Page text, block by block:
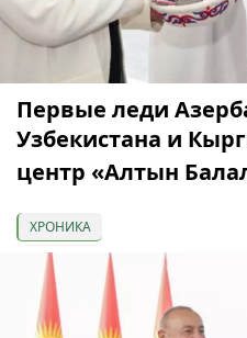
Первые леди
Узбекистана и
центр «Алтын
ХРОНИКА